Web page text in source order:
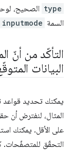
type الصحيح،
السمة inputmode
التأكّد من أنّ
البيانات
يمكنك تحديد
المثال، لنفترض أن
على الأقل. يمكنك
التحقّق للمتصفّحات.